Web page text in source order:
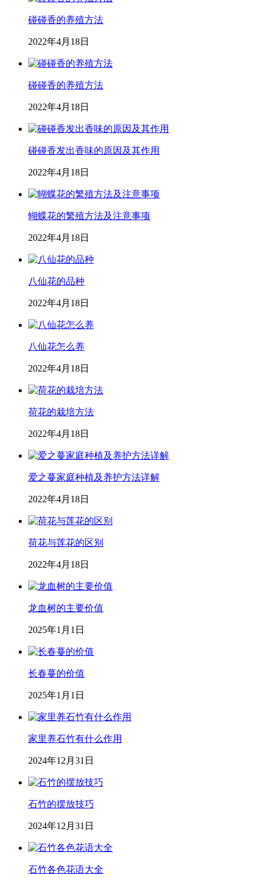
碰碰香的养殖方法
2022年4月18日
碰碰香的养殖方法
2022年4月18日
碰碰香发出香味的原因及其作用
2022年4月18日
蝴蝶花的繁殖方法及注意事项
2022年4月18日
八仙花的品种
2022年4月18日
八仙花怎么养
2022年4月18日
荷花的栽培方法
2022年4月18日
爱之蔓家庭种植及养护方法详解
2022年4月18日
荷花与莲花的区别
2022年4月18日
龙血树的主要价值
2025年1月1日
长春蔓的价值
2025年1月1日
家里养石竹有什么作用
2024年12月31日
石竹的摆放技巧
2024年12月31日
石竹各色花语大全